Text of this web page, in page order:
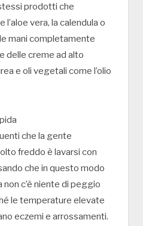
prodotti che
l’aloe vera, la calendula o
mani completamente
delle creme ad alto
e oli vegetali come l’olio
che la gente
freddo è lavarsi con
che in questo modo
c’è niente di peggio
le temperature elevate
eczemi e arrossamenti.